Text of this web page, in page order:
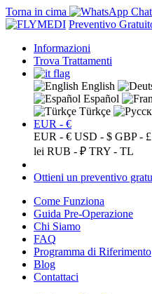
Torna in cima
Preventivo
Informazioni
Trova Trattamenti
English
Español
Türkçe
EUR - €
EUR - € USD - $ GBP - £
lei RUB - ₽ TRY - TL
Ottieni un preventivo
Come Funziona
Guida Pre-Operazione
Chi Siamo
FAQ
Programma di Riferimento
Blog
Contattaci